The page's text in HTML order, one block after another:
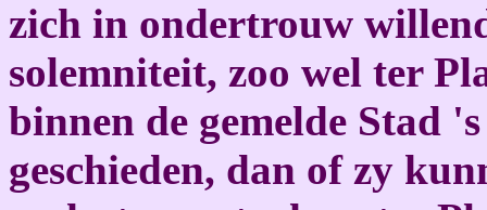
zich in ondertrouw
solemniteit, zoo wel ter
binnen de gemelde Stad
geschieden, dan of zy